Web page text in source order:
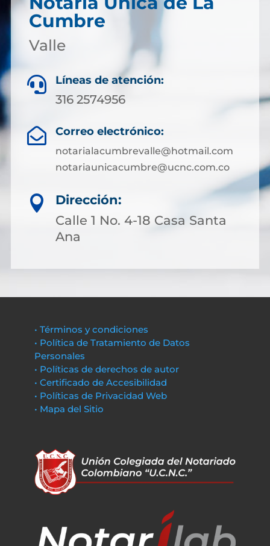
Cumbre
Valle
 Líneas de atención:
316 2574956
 Correo electrónico:
notarialacumbrevalle@hotmail.com
notariaunicacumbre@ucnc.com.co

Dirección:
Calle 1 No. 4-18 Casa Santa
Ana
• Términos y condiciones
• Política de Tratamiento de Datos
Personales
• Políticas de derechos de autor
• Certificado de Accesibilidad
• Políticas de Privacidad Web
• Mapa del Sitio